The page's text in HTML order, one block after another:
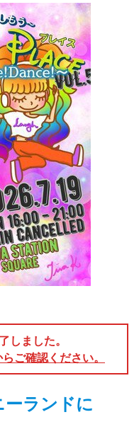
しました。
ご確認ください。
ランドに